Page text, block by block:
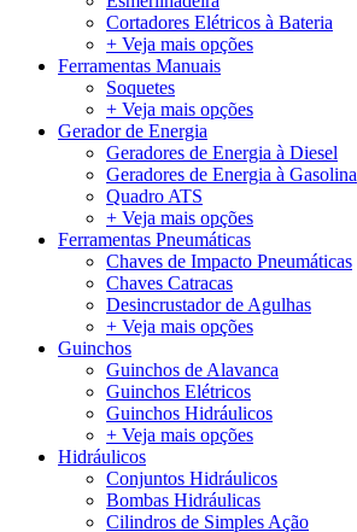
Cortadores Elétricos à Bateria
+ Veja mais opções
Ferramentas Manuais
Soquetes
+ Veja mais opções
Gerador de Energia
Geradores de Energia à Diesel
Geradores de Energia à Gasolina
Quadro ATS
+ Veja mais opções
Ferramentas Pneumáticas
Chaves de Impacto Pneumáticas
Chaves Catracas
Desincrustador de Agulhas
+ Veja mais opções
Guinchos
Guinchos de Alavanca
Guinchos Elétricos
Guinchos Hidráulicos
+ Veja mais opções
Hidráulicos
Conjuntos Hidráulicos
Bombas Hidráulicas
Cilindros de Simples Ação